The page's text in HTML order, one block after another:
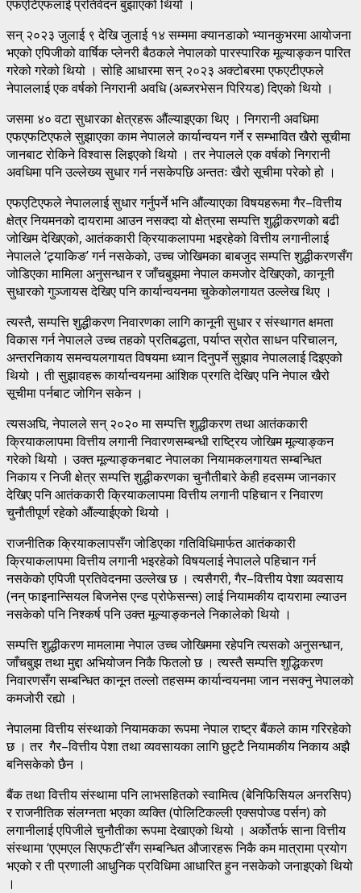
एफएटिएफलाई प्रतिवेदन बुझाएको थियो ।
सन् २०२३ जुलाई ९ देखि जुलाई १४ सम्ममा क्यानडाको भ्यानकुभरमा आयोजना
भएको एपिजीको वार्षिक प्लेनरी बैठकले नेपालको पारस्पारिक मूल्याङ्कन पारित
गरेको गरेको थियो । सोहि आधारमा सन् २०२३ अक्टोबरमा एफएटीएफले
नेपाललाई एक वर्षको निगरानी अवधि (अब्जरभेसन पिरियड) दिएको थियो ।
जसमा ४० वटा सुधारका क्षेत्रहरू औंल्याइएका थिए । निगरानी अवधिमा
एफएफटिएफले सुझाएका काम नेपालले कार्यान्वयन गर्ने र सम्भावित खैरो सूचीमा
जानबाट रोकिने विश्वास लिइएको थियो । तर नेपालले एक वर्षको निगरानी
अवधिमा पनि उल्लेख्य सुधार गर्न नसकेपछि अन्ततः खैरो सूचीमा परेको हो ।
एफएटिएफले नेपाललाई सुधार गर्नुपर्ने भनि औंल्याएका विषयहरूमा गैर–वित्तीय
क्षेत्र नियमनको दायरामा आउन नसक्दा यो क्षेत्रमा सम्पत्ति शुद्धीकरणको बढी
जोखिम देखिएको, आतंककारी क्रियाकलापमा भइरहेको वित्तीय लगानीलाई
नेपालले ‘ट्र्याकिङ’ गर्न नसकेको, उच्च जोखिमका बाबजुद सम्पत्ति शुद्धीकरणसँग
जोडिएका मामिला अनुसन्धान र जाँचबुझमा नेपाल कमजोर देखिएको, कानूनी
सुधारको गुञ्जायस देखिए पनि कार्यान्वयनमा चुकेकोलगायत उल्लेख थिए ।
त्यस्तै, सम्पत्ति शुद्धीकरण निवारणका लागि कानूनी सुधार र संस्थागत क्षमता
विकास गर्न नेपालले उच्च तहको प्रतिबद्धता, पर्याप्त स्रोत साधन परिचालन,
अन्तरनिकाय समन्वयलगायत विषयमा ध्यान दिनुपर्ने सुझाव नेपाललाई दिइएको
थियो । ती सुझावहरू कार्यान्वयनमा आंशिक प्रगति देखिए पनि नेपाल खैरो
सूचीमा पर्नबाट जोगिन सकेन ।
त्यसअघि, नेपालले सन् २०२० मा सम्पत्ति शुद्धीकरण तथा आतंककारी
क्रियाकलापमा वित्तीय लगानी निवारणसम्बन्धी राष्ट्रिय जोखिम मूल्याङ्कन
गरेको थियो । उक्त मूल्याङ्कनबाट नेपालका नियामकलगायत सम्बन्धित
निकाय र निजी क्षेत्र सम्पत्ति शुद्धीकरणका चुनौतीबारे केही हदसम्म जानकार
देखिए पनि आतंककारी क्रियाकलापमा वित्तीय लगानी पहिचान र निवारण
चुनौतीपूर्ण रहेको औंल्याईएको थियो ।
राजनीतिक क्रियाकलापसँग जोडिएका गतिविधिमार्फत आतंककारी
क्रियाकलापमा वित्तीय लगानी भइरहेको विषयलाई नेपालले पहिचान गर्न
नसकेको एपिजी प्रतिवेदनमा उल्लेख छ । त्यसैगरी, गैर–वित्तीय पेशा व्यवसाय
(नन् फाइनान्सियल बिजनेस एन्ड प्रोफेसन्स) लाई नियामकीय दायरामा ल्याउन
नसकेको पनि निश्कर्ष पनि उक्त मूल्याङ्कनले निकालेको थियो ।
सम्पत्ति शुद्धीकरण मामलामा नेपाल उच्च जोखिममा रहेपनि त्यसको अनुसन्धान,
जाँचबुझ तथा मुद्दा अभियोजन निकै फितलो छ । त्यस्तै सम्पत्ति शुद्धिकरण
निवारणसँग सम्बन्धित कानून तल्लो तहसम्म कार्यान्वयनमा जान नसक्नु नेपालको
कमजोरी रह्यो ।
नेपालमा वित्तीय संस्थाको नियामकका रूपमा नेपाल राष्ट्र बैंकले काम गरिरहेको
छ । तर गैर–वित्तीय पेशा तथा व्यवसायका लागि छुट्टै नियामकीय निकाय अझै
बनिसकेको छैन ।
बैंक तथा वित्तीय संस्थामा पनि लाभसहितको स्वामित्व (बेनिफिसियल अनरसिप)
र राजनीतिक संलग्नता भएका व्यक्ति (पोलिटिकल्ली एक्सपोज्ड पर्सन) को
लगानीलाई एपिजीले चुनौतीका रूपमा देखाएको थियो । अर्कोतर्फ साना वित्तीय
संस्थामा ‘एएमएल सिएफटी’सँग सम्बन्धित औजारहरू निकै कम मात्रामा प्रयोग
भएको र ती प्रणाली आधुनिक प्रविधिमा आधारित हुन नसकेको जनाइएको थियो
।